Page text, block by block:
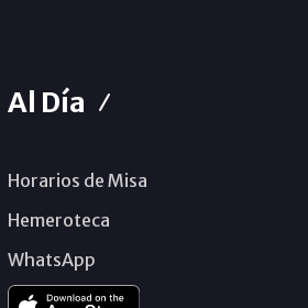
Al Día
Horarios de Misa
Hemeroteca
WhatsApp